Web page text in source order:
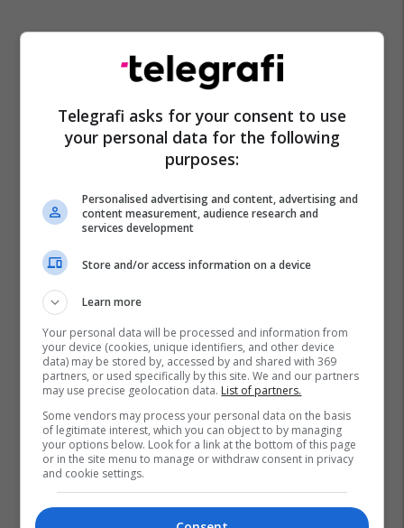
Roboti Kina Michael Jackson
Telegrafi asks for your consent to use
your personal data for the following
purposes:
Personalised advertising and content, advertising and
content measurement, audience research and
services development
Store and/or access information on a device
Learn more
Your personal data will be processed and information from
your device (cookies, unique identifiers, and other device
data) may be stored by, accessed by and shared with 369
partners, or used specifically by this site. We and our partners
may use precise geolocation data. List of partners.
Some vendors may process your personal data on the basis
of legitimate interest, which you can object to by managing
your options below. Look for a link at the bottom of this page
or in the site menu to manage or withdraw consent in privacy
and cookie settings.